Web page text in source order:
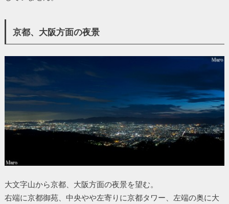
京都、大阪方面の夜景
大文字山から京都、大阪方面の夜景を望む。
右端に京都御苑、中央やや左寄りに京都タワー、左端の奥に大